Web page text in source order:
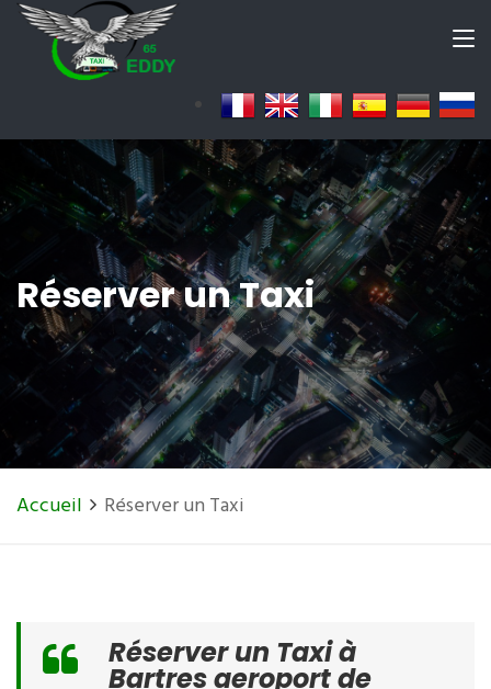
Réserver un Taxi
Accueil Réserver un Taxi
Réserver un Taxi à
Bartres aeroport de